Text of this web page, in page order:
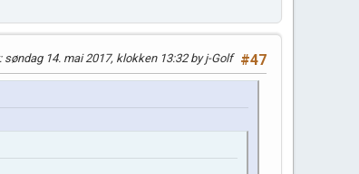
#47
: søndag 14. mai 2017, klokken 13:32 by j-Golf